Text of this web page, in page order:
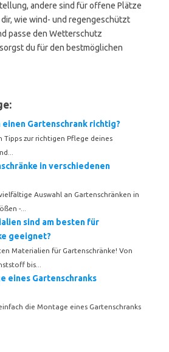
andere sind für offene Plätze
wie wind- und regengeschützt
passe den Wetterschutz
du für den bestmöglichen
Gartenschrank richtig?
Tipps zur richtigen Pflege deines
in verschiedenen
Auswahl an Gartenschränken in
-...
sind am besten für
geeignet?
Materialien für Gartenschränke! Von
bis...
eines Gartenschranks
die Montage eines Gartenschranks